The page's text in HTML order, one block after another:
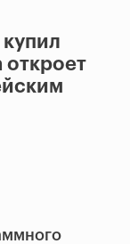
откроет